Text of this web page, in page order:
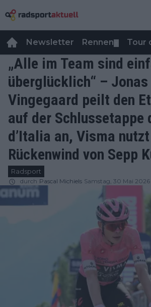
Newsletter Rennen Tour
„Alle im Team sind
überglücklich“ – Jonas
Vingegaard peilt den
auf der Schlussetappe
d’Italia an, Visma
Rückenwind von Sepp
Radsport
durch Pascal Michiels Samstag, 30 Mai